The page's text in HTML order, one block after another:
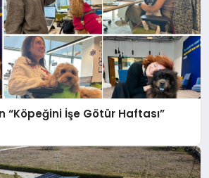
“Köpeğini İşe Götür Haftası”